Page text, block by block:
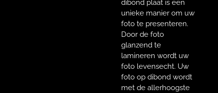
dibond plaat is een
unieke manier om uw
foto te presenteren.
Door de foto
glanzend te
lamineren wordt uw
foto levensecht. Uw
foto op dibond wordt
met de allerhoogste